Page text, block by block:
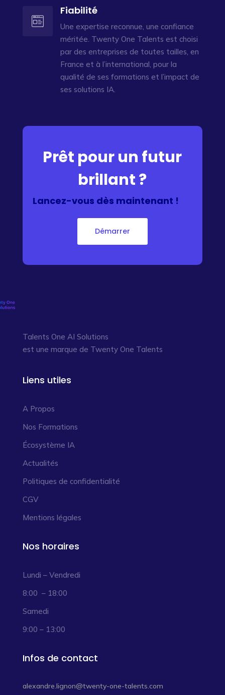
Fiabilité
Une expertise reconnue, une confiance
méritée. Twenty One Talents est choisi
par des entreprises de toutes tailles, en
France et à l’international, pour la
qualité de ses formations et l’impact de
ses solutions IA.
Prêt pour un futur
brillant ?
Lancez-vous dès maintenant !
Démarrer
Talents One AI Solutions
est une marque de Twenty One Talents
Liens utiles
A Propos
Nos Formations
Écosystème IA
Actualités
Politiques de confidentialité
CGV
Mentions légales
Nos horaires
Lundi – Vendredi
8:00 – 18:00
Samedi
9:00 – 13:00
Infos de contact
alexandre.lignon@twenty-one-talents.com